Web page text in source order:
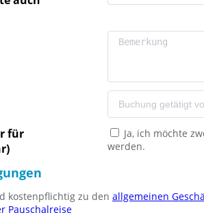
für
Ja, ich möchte
werden.
kostenpflichtig zu den allgemeinen
Pauschalreise